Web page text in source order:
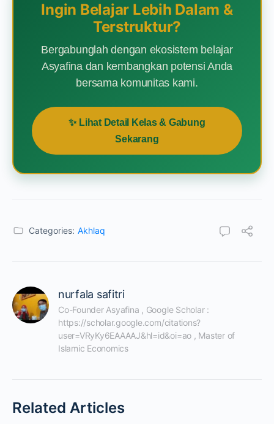
Ingin Belajar Lebih Dalam &
Terstruktur?
Bergabunglah dengan ekosistem belajar
Asyafina dan kembangkan potensi Anda
bersama komunitas kami.
✨ Lihat Detail Kelas & Gabung
Sekarang
Categories: Akhlaq
nurfala safitri
Co-Founder Asyafina , Google Scholar :
https://scholar.google.com/citations?
user=VRyKy6EAAAAJ&hl=id&oi=ao , Master of
Islamic Economics
Related Articles